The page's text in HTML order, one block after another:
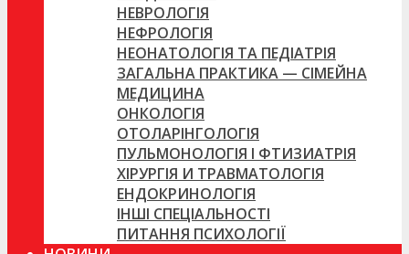
НЕВРОЛОГІЯ
НЕФРОЛОГІЯ
НЕОНАТОЛОГІЯ ТА ПЕДІАТРІЯ
ЗАГАЛЬНА ПРАКТИКА — СІМЕЙНА
МЕДИЦИНА
ОНКОЛОГІЯ
ОТОЛАРІНГОЛОГІЯ
ПУЛЬМОНОЛОГІЯ І ФТИЗИАТРІЯ
ХІРУРГІЯ И ТРАВМАТОЛОГІЯ
ЕНДОКРИНОЛОГІЯ
ІНШІ СПЕЦІАЛЬНОСТІ
ПИТАННЯ ПСИХОЛОГІЇ